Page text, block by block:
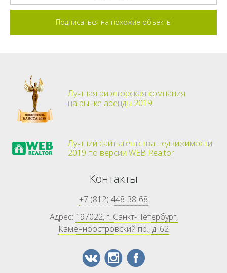
Лучшая риэлторская компания
на рынке аренды 2019
Лучший сайт агентства недвижимости
2019 по версии WEB Realtor
Контакты
+7 (812) 448-38-68
Адрес: 197022, г. Санкт-Петербург,
Каменноостровский пр., д. 62